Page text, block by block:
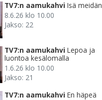
TV7:n aamukahvi Isä meidän
8.6.26 klo 10.00
Jakso: 22
TV7:n aamukahvi Lepoa ja
luontoa kesälomalla
1.6.26 klo 10.00
Jakso: 21
TV7:n aamukahvi En häpeä